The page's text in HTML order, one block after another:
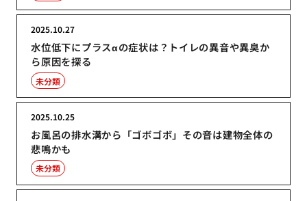
水位低下にプラスαの症状は？トイレの異音や異臭か
ら原因を探る
2025.10.27
未分類
お風呂の排水溝から「ゴボゴボ」その音は建物全体の
悲鳴かも
2025.10.25
未分類